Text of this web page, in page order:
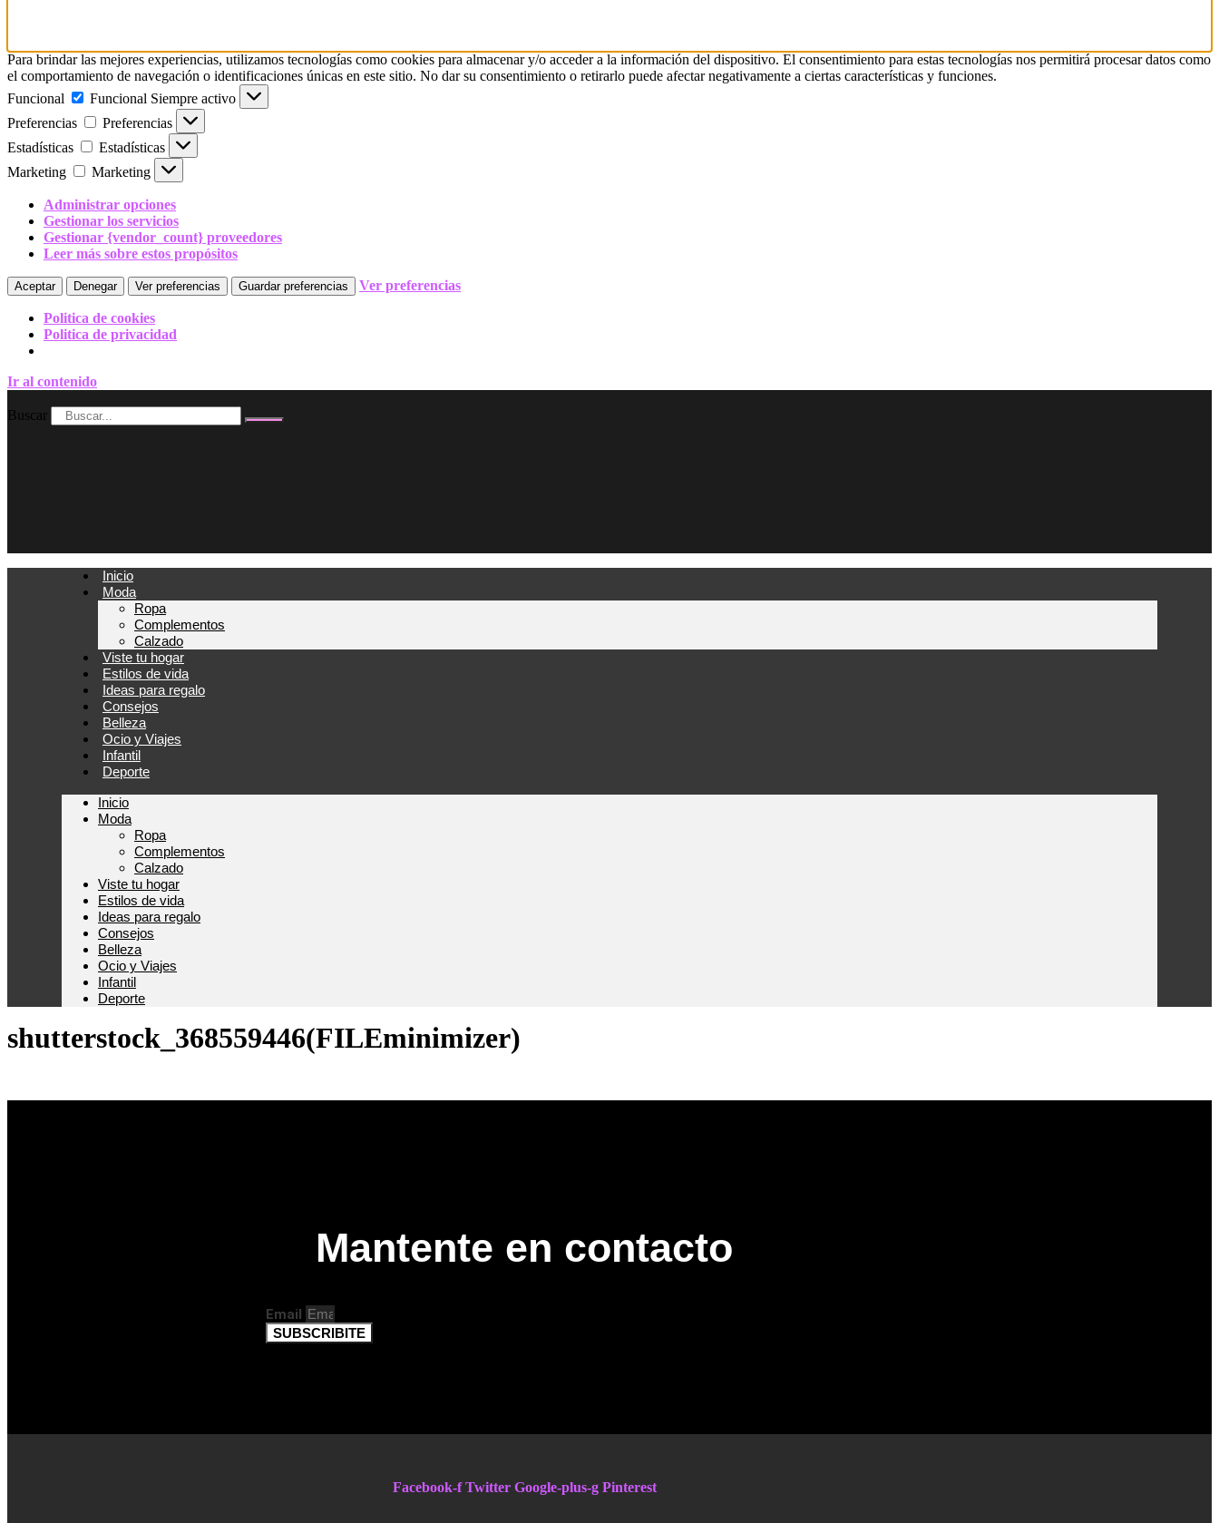
Para brindar las mejores experiencias, utilizamos tecnologías como cookies para almacenar y/o acceder a la información del dispositivo. El consentimiento para estas tecnologías nos permitirá procesar datos como
el comportamiento de navegación o identificaciones únicas en este sitio. No dar su consentimiento o retirarlo puede afectar negativamente a ciertas características y funciones.
Funcional
Funcional Siempre activo
Preferencias
Preferencias
Estadísticas
Estadísticas
Marketing
Marketing
Administrar opciones
Gestionar los servicios
Gestionar {vendor_count} proveedores
Leer más sobre estos propósitos
Aceptar Denegar Ver preferencias Guardar preferencias Ver preferencias
Politica de cookies
Politica de privacidad
Ir al contenido
Buscar
Inicio
Moda
Ropa
Complementos
Calzado
Viste tu hogar
Estilos de vida
Ideas para regalo
Consejos
Belleza
Ocio y Viajes
Infantil
Deporte
Inicio
Moda
Ropa
Complementos
Calzado
Viste tu hogar
Estilos de vida
Ideas para regalo
Consejos
Belleza
Ocio y Viajes
Infantil
Deporte
shutterstock_368559446(FILEminimizer)
Mantente en contacto
Email
SUBSCRIBITE
Facebook-f Twitter Google-plus-g Pinterest